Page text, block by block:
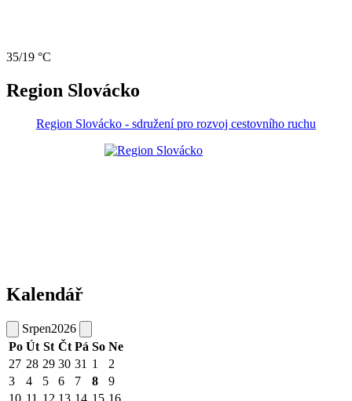
35/19 °C
Region Slovácko
Region Slovácko - sdružení pro rozvoj cestovního ruchu
Kalendář
Srpen2026
Po Út St Čt Pá So Ne
27 28 29 30 31 1
2
3
4 5 6 7 8
9
10 11 12 13 14 15 16